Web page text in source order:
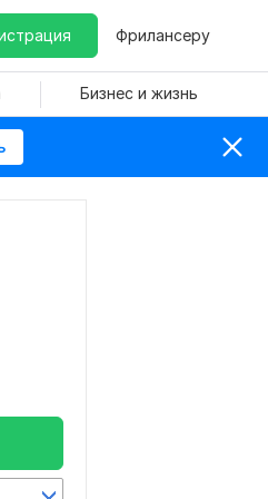
Фрилансеру
Бизнес и жизнь